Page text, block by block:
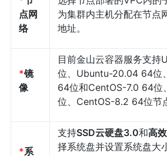
点网
络
为集群内主机分配在节点
地址。
*镜
像
目前金山云容器服务支
位、Ubuntu-20.04 64位
64位和CentOS-7.0 64
位、CentOS-8.2 64位节
*系
支持SSD云硬盘3.0和高
择系统盘并设置系统盘大